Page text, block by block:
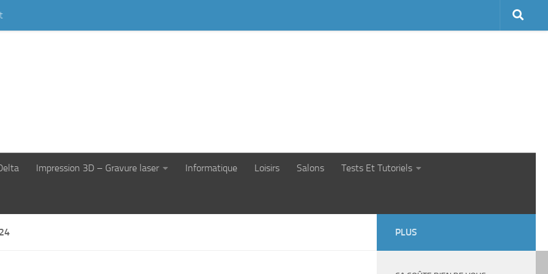
Impression 3D – Gravure laser Informatique Loisirs Salons Tests Et Tutoriels
PLUS